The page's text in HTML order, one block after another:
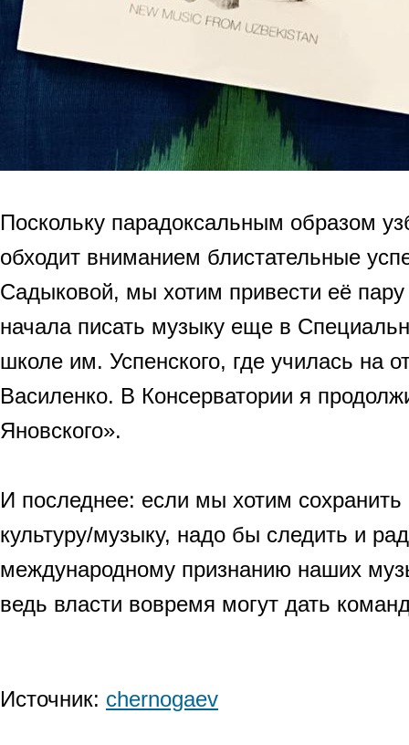
Поскольку парадоксальным образом
обходит вниманием блистательные
Садыковой, мы хотим привести её
начала писать музыку еще в
школе им. Успенского, где училась на
Василенко. В Консерватории я
Яновского».
И последнее: если мы хотим
культуру/музыку, надо бы следить и
международному признанию наших
ведь власти вовремя могут дать
Источник: chernogaev